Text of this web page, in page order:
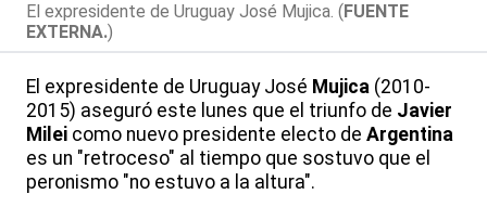
El expresidente de Uruguay José Mujica. (FUENTE
EXTERNA.)
El expresidente de Uruguay José Mujica (2010-
2015) aseguró este lunes que el triunfo de Javier
Milei como nuevo presidente electo de Argentina
es un "retroceso" al tiempo que sostuvo que el
peronismo "no estuvo a la altura".